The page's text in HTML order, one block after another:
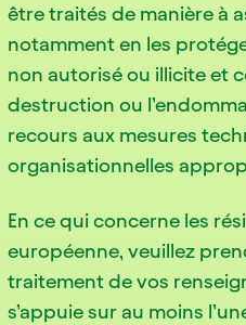
être traités de manière à
notamment en les
non autorisé ou illicite et
destruction ou
recours aux mesures
organisationnelles
En ce qui concerne les
européenne, veuillez
traitement de vos
s’appuie sur au moins